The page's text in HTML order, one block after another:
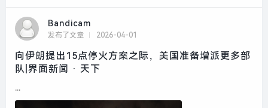
Bandicam
发布了文章 2026-04-01
向伊朗提出15点停火方案之际，美国准备增派更多部
队|界面新闻 · 天下
...